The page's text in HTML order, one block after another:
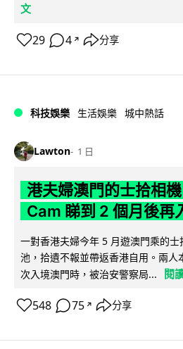
文
29 4 ↗ 分享
科技娛樂 生活娛樂 城中熱話
Lawton 1 日
港夫婦澳門的士拾相
Cam 睇到 2 個月後再
一對香港夫婦今年 5 月遊澳門乘的
池，拾遺不報並帶返香港自用。兩人
次入境澳門時，被治安警察局...
閱
548 75 ↗ 分享